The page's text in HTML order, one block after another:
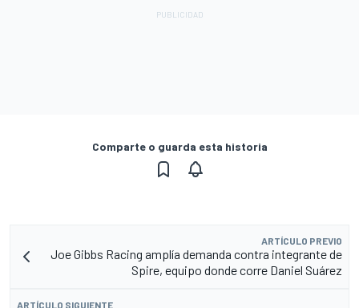
Comparte o guarda esta historia
ARTÍCULO PREVIO
Joe Gibbs Racing amplía demanda contra integrante de
Spire, equipo donde corre Daniel Suárez
ARTÍCULO SIGUIENTE